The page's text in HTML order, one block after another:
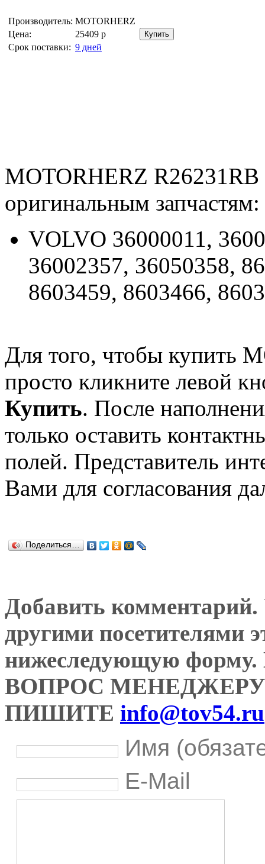
Производитель: MOTORHERZ
Цена:
25409 р
Срок поставки: 9 дней
MOTORHERZ
оригинальным запчастям:
VOLVO 36000011,
36002357, 36050358,
8603459, 8603466,
Для того, чтобы купить
просто кликните левой
Купить. После
только оставить
полей. Представитель
Вами для согласования
Поделиться…
Добавить комментарий.
другими посетителями
нижеследующую
ВОПРОС
ПИШИТЕ info@tov54.ru
Имя
E-Mail